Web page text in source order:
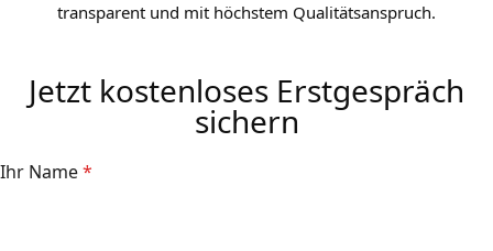
transparent und mit höchstem Qualitätsanspruch.
Jetzt kostenloses Erstgespräch
sichern
Ihr Name*